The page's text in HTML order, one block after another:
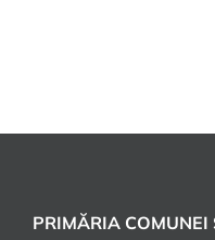
PRIMĂRIA COMUNEI